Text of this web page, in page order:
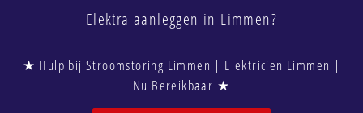
Elektra aanleggen in Limmen?
★ Hulp bij Stroomstoring Limmen | Elektricien Limmen |
Nu Bereikbaar ★